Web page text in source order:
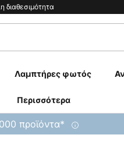
διαθεσιμότητα
Λαμπτήρες φωτός
Περισσότερα
προϊόντα*